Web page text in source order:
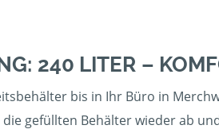
240 LITER –
bis in Ihr Büro in
gefüllten Behälter wieder ab